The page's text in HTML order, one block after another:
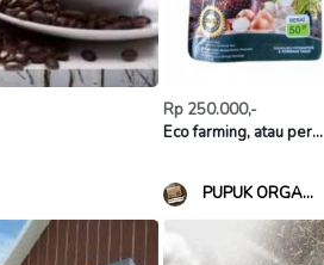
Rp 250.000,-
Eco farming, atau per...
PUPUK ORGA...